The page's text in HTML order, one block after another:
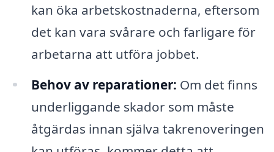
kan öka arbetskostnaderna, eftersom
det kan vara svårare och farligare för
arbetarna att utföra jobbet.
Behov av reparationer: Om det finns
underliggande skador som måste
åtgärdas innan själva takrenoveringen